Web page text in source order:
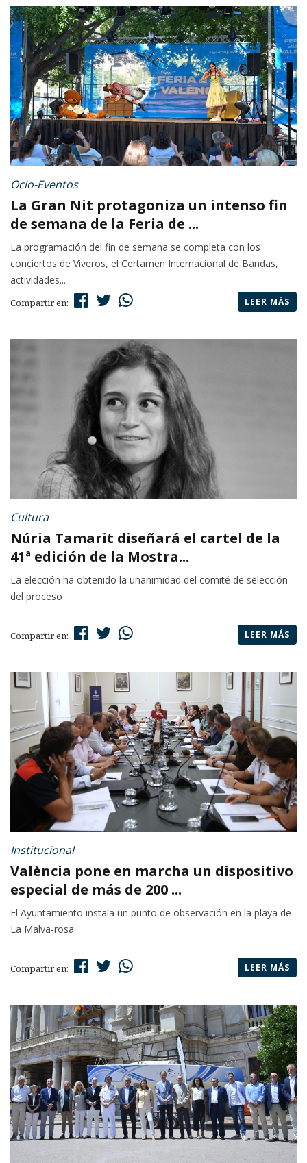
Ocio-Eventos
La Gran Nit protagoniza un intenso fin
de semana de la Feria de ...
La programación del fin de semana se completa con los
conciertos de Viveros, el Certamen Internacional de Bandas,
actividades...
Compartir en: LEER MÁS
Cultura
Núria Tamarit diseñará el cartel de la
41ª edición de la Mostra...
La elección ha obtenido la unanimidad del comité de selección
del proceso
Compartir en: LEER MÁS
Institucional
València pone en marcha un dispositivo
especial de más de 200 ...
El Ayuntamiento instala un punto de observación en la playa de
La Malva-rosa
Compartir en: LEER MÁS